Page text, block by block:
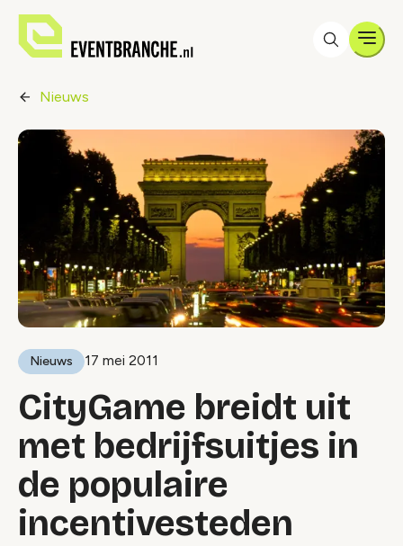
Nieuws
Nieuws 17 mei 2011
CityGame breidt uit
met bedrijfsuitjes in
de populaire
incentivesteden